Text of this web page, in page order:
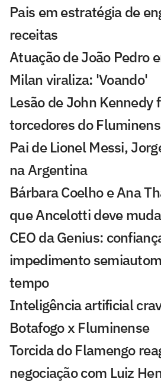
Pais em estratégia de
receitas
Atuação de João Pedro
Milan viraliza: 'Voando'
Lesão de John Kennedy
torcedores do
Pai de Lionel Messi,
na Argentina
Bárbara Coelho e Ana
que Ancelotti deve
CEO da Genius:
impedimento
tempo
Inteligência artificial
Botafogo x Fluminense
Torcida do Flamengo
negociação com Luiz